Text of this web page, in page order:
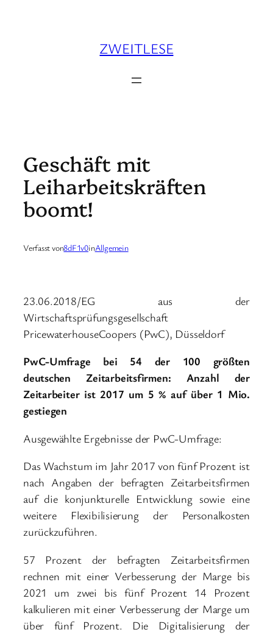
ZWEITLESE
Geschäft mit
Leiharbeitskräften
boomt!
Verfasst von8dF1v0inAllgemein
23.06.2018/EG aus der
Wirtschaftsprüfungsgesellschaft
PricewaterhouseCoopers (PwC), Düsseldorf
PwC-Umfrage bei 54 der 100 größten
deutschen Zeitarbeitsfirmen: Anzahl der
Zeitarbeiter ist 2017 um 5 % auf über 1 Mio.
gestiegen
Ausgewählte Ergebnisse der PwC-Umfrage:
Das Wachstum im Jahr 2017 von fünf Prozent ist
nach Angaben der befragten Zeitarbeitsfirmen
auf die konjunkturelle Entwicklung sowie eine
weitere Flexibilisierung der Personalkosten
zurückzuführen.
57 Prozent der befragten Zeitarbeitsfirmen
rechnen mit einer Verbesserung der Marge bis
2021 um zwei bis fünf Prozent 14 Prozent
kalkulieren mit einer Verbesserung der Marge um
über fünf Prozent. Die Digitalisierung der